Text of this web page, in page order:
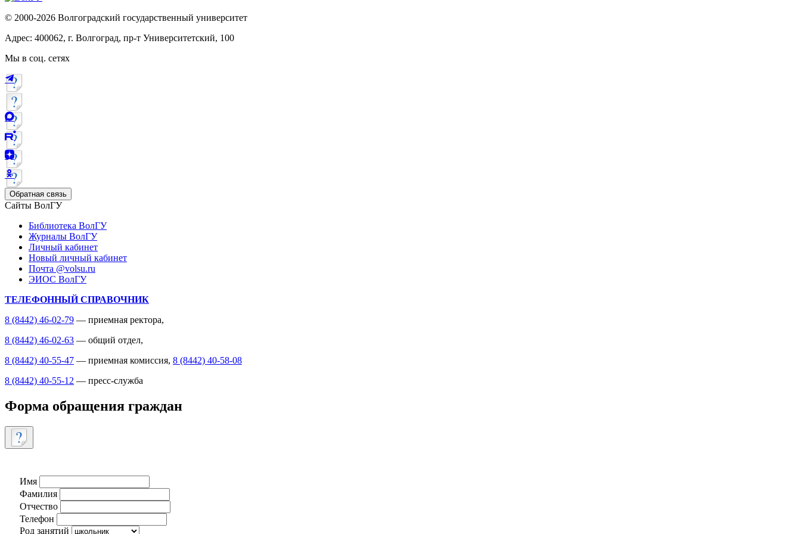
© 2000-2026 Волгоградский государственный университет
Адрес: 400062, г. Волгоград, пр-т Университетский, 100
Мы в соц. сетях
Обратная связь
Сайты ВолГУ
Библиотека ВолГУ
Журналы ВолГУ
Личный кабинет
Новый личный кабинет
Почта @volsu.ru
ЭИОС ВолГУ
ТЕЛЕФОННЫЙ СПРАВОЧНИК
8 (8442) 46-02-79 — приемная ректора,
8 (8442) 46-02-63 — общий отдел,
8 (8442) 40-55-47 — приемная комиссия, 8 (8442) 40-58-08
8 (8442) 40-55-12 — пресс-служба
Форма обращения граждан
Имя
Фамилия
Отчество
Телефон
Род занятий